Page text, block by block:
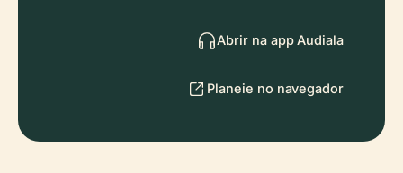
Abrir na app Audiala
Planeie no navegador